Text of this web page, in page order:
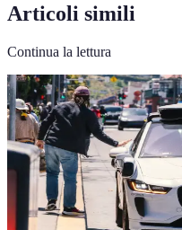
Articoli simili
Continua la lettura